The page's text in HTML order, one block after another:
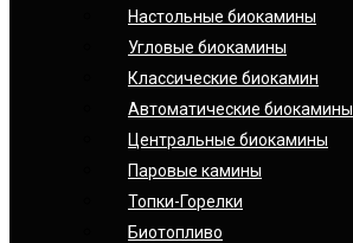
Настoльные биокамины
Угловые биокамины
Классические биокамин
Автоматические биокамины
Центральные биокамины
Паровые камины
Топки-Горелки
Биотопливо